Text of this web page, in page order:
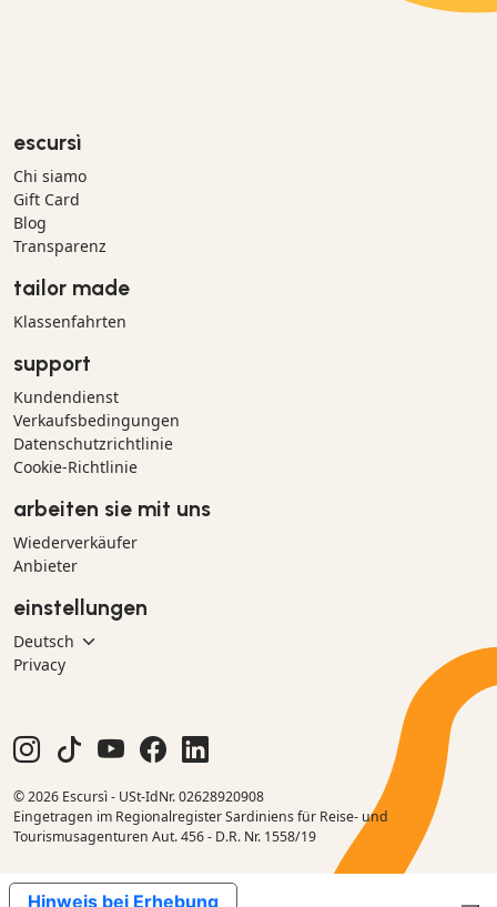
escursì
Chi siamo
Gift Card
Blog
Transparenz
tailor made
Klassenfahrten
support
Kundendienst
Verkaufsbedingungen
Datenschutzrichtlinie
Cookie-Richtlinie
arbeiten sie mit uns
Wiederverkäufer
Anbieter
einstellungen
Privacy
© 2026 Escursì - USt-IdNr. 02628920908
Eingetragen im Regionalregister Sardiniens für Reise- und
Tourismusagenturen Aut. 456 - D.R. Nr. 1558/19
Hinweis bei Erhebung